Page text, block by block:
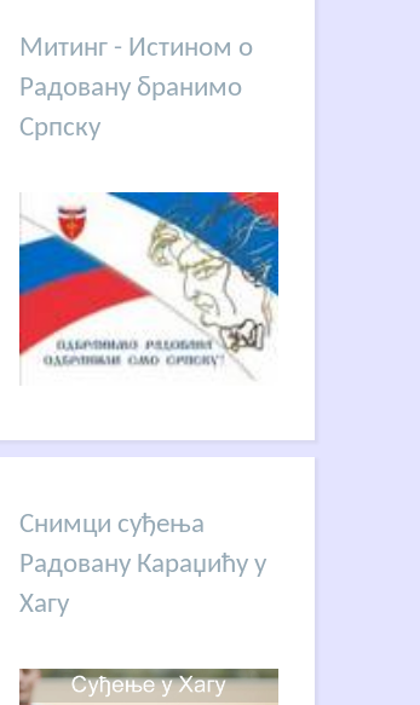
Митинг - Истином о
Радовану бранимо
Српску
Снимци суђења
Радовану Караџићу у
Хагу